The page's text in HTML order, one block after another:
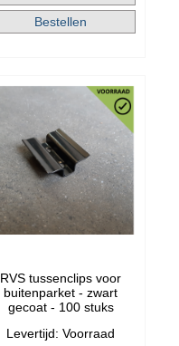
RVS tussenclips voor
buitenparket - zwart
gecoat - 100 stuks
Levertijd: Voorraad